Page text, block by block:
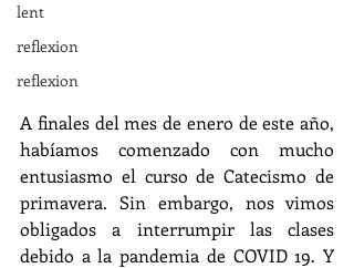
lent
reflexion
reflexion
A finales del mes de enero de este año,
habíamos comenzado con mucho
entusiasmo el curso de Catecismo de
primavera. Sin embargo, nos vimos
obligados a interrumpir las clases
debido a la pandemia de COVID 19. Y